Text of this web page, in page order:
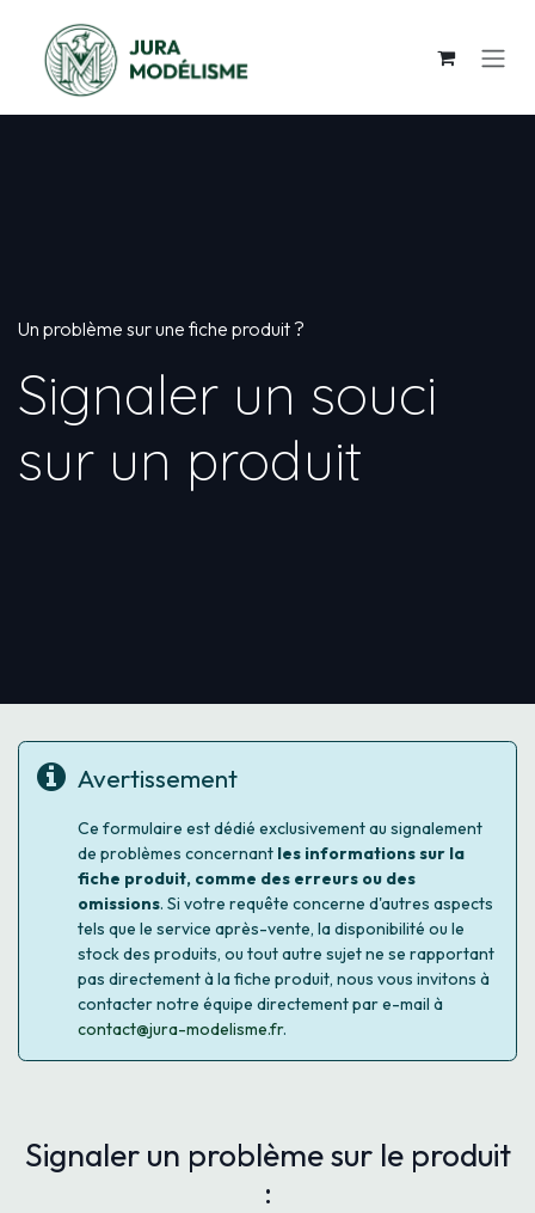
Un problème sur une fiche produit ?
Signaler un souci
sur un produit
Avertissement
Ce formulaire est dédié exclusivement au signalement
de problèmes concernant les informations sur la
fiche produit, comme des erreurs ou des
omissions. Si votre requête concerne d'autres aspects
tels que le service après-vente, la disponibilité ou le
stock des produits, ou tout autre sujet ne se rapportant
pas directement à la fiche produit, nous vous invitons à
contacter notre équipe directement par e-mail à
contact@jura-modelisme.fr.
Signaler un problème sur le produit
: